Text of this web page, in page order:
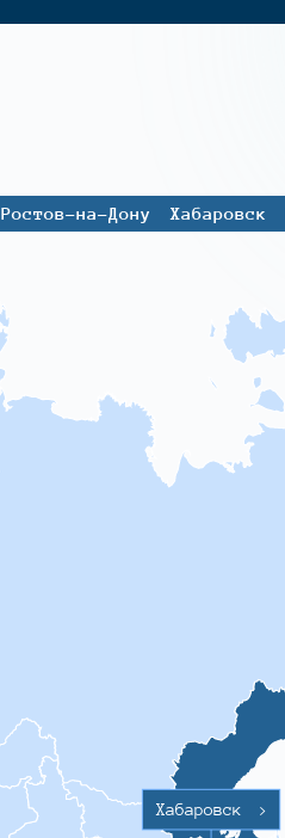
Ростов-на-Дону Хабаровск
Хабаровск >